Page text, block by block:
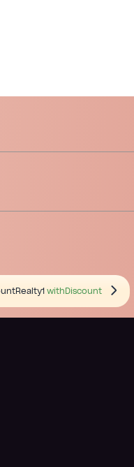
withDiscount